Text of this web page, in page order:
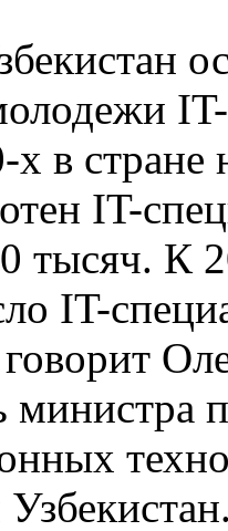
х в стране
IT-
тысяч. К
IT-
министра